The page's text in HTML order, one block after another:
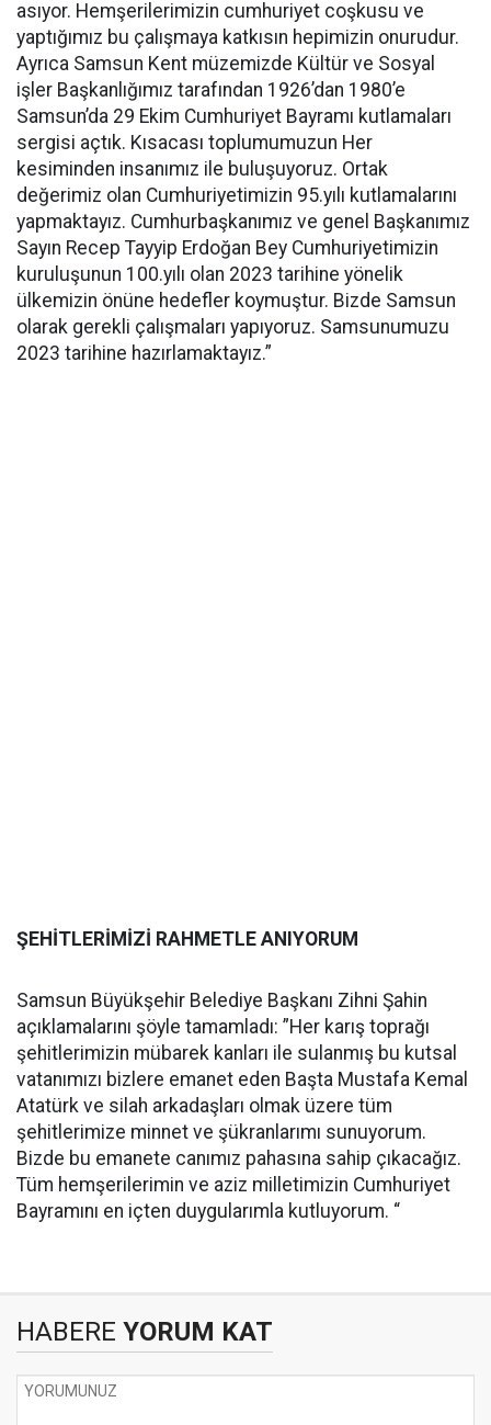
asıyor. Hemşerilerimizin cumhuriyet coşkusu ve
yaptığımız bu çalışmaya katkısın hepimizin onurudur.
Ayrıca Samsun Kent müzemizde Kültür ve Sosyal
işler Başkanlığımız tarafından 1926’dan 1980’e
Samsun’da 29 Ekim Cumhuriyet Bayramı kutlamaları
sergisi açtık. Kısacası toplumumuzun Her
kesiminden insanımız ile buluşuyoruz. Ortak
değerimiz olan Cumhuriyetimizin 95.yılı kutlamalarını
yapmaktayız. Cumhurbaşkanımız ve genel Başkanımız
Sayın Recep Tayyip Erdoğan Bey Cumhuriyetimizin
kuruluşunun 100.yılı olan 2023 tarihine yönelik
ülkemizin önüne hedefler koymuştur. Bizde Samsun
olarak gerekli çalışmaları yapıyoruz. Samsunumuzu
2023 tarihine hazırlamaktayız.”
ŞEHİTLERİMİZİ RAHMETLE ANIYORUM
Samsun Büyükşehir Belediye Başkanı Zihni Şahin
açıklamalarını şöyle tamamladı: ”Her karış toprağı
şehitlerimizin mübarek kanları ile sulanmış bu kutsal
vatanımızı bizlere emanet eden Başta Mustafa Kemal
Atatürk ve silah arkadaşları olmak üzere tüm
şehitlerimize minnet ve şükranlarımı sunuyorum.
Bizde bu emanete canımız pahasına sahip çıkacağız.
Tüm hemşerilerimin ve aziz milletimizin Cumhuriyet
Bayramını en içten duygularımla kutluyorum. “
HABERE YORUM KAT